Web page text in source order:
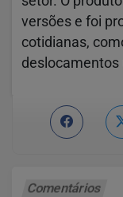
versões e foi
cotidianas,
deslocamentos
Comentários